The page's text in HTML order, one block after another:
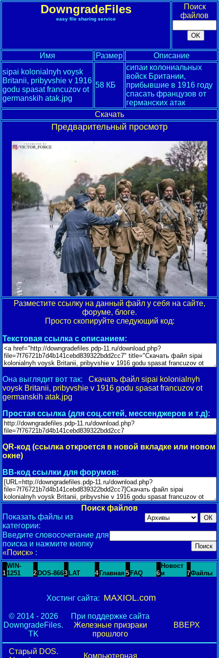
DowngradeFiles
easy file sharing service
Поиск
файлов
Имя Размер
Описание
sipai kolonialnyh voysk
Britanii, pribyvshie v 1916
godu spasat francuzov ot
germanskih atak.jpg
58 КБ
сипаи колониальных
войск Британии,
прибывшие в 1916 году
спасать французов от
германских атак
Скачать
Предварительный просмотр
Разместите ссылку на данный файл у себя на сайте,
форуме, блоге.
Просто скопируйте следующий код:
Текстовая ссылка с описанием:
Она выглядит вот так: Скачать файл sipai kolonialnyh
voysk Britanii, pribyvshie v 1916 godu spasat francuzov ot
germanskih atak.jpg
Простая ссылка (для соц.сетей, мессенджеров и т.д):
QR-код (ссылка откроется в новой вкладке или новом
окне)
BB-код ссылки для форумов:
Поиск файлов
Показать файлы из
категории:
Введите словосочетание для
поиска и нажмите кнопку
«Поиск» :
1
WIN-
1251
2 DOS-8663 LAT 4 Главная 5 FAQ 6
Новост
и
7Файлы
Хостинг сайта: MAXIOL.com
© 2014 - 2026
DowngradeFiles.
TK
При поддержке сайта
Железные призраки
прошлого
ВВЕРХ
Старый DOS.
Компьютерная